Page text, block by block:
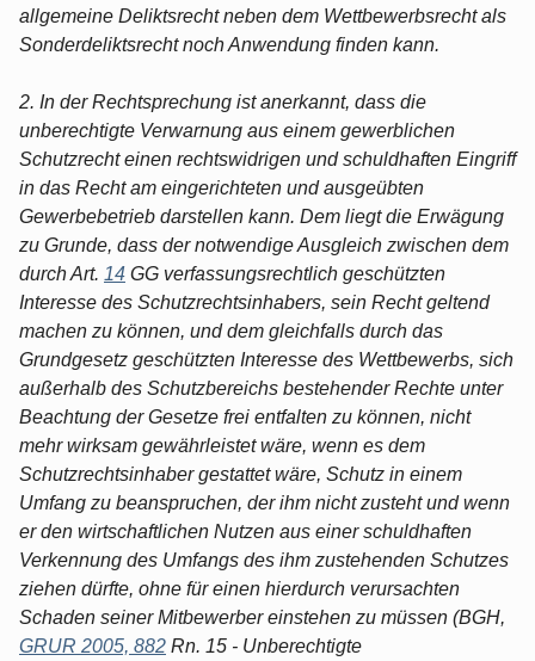
allgemeine Deliktsrecht neben dem Wettbewerbsrecht als
Sonderdeliktsrecht noch Anwendung finden kann.
2. In der Rechtsprechung ist anerkannt, dass die
unberechtigte Verwarnung aus einem gewerblichen
Schutzrecht einen rechtswidrigen und schuldhaften Eingriff
in das Recht am eingerichteten und ausgeübten
Gewerbebetrieb darstellen kann. Dem liegt die Erwägung
zu Grunde, dass der notwendige Ausgleich zwischen dem
durch Art. 14 GG verfassungsrechtlich geschützten
Interesse des Schutzrechtsinhabers, sein Recht geltend
machen zu können, und dem gleichfalls durch das
Grundgesetz geschützten Interesse des Wettbewerbs, sich
außerhalb des Schutzbereichs bestehender Rechte unter
Beachtung der Gesetze frei entfalten zu können, nicht
mehr wirksam gewährleistet wäre, wenn es dem
Schutzrechtsinhaber gestattet wäre, Schutz in einem
Umfang zu beanspruchen, der ihm nicht zusteht und wenn
er den wirtschaftlichen Nutzen aus einer schuldhaften
Verkennung des Umfangs des ihm zustehenden Schutzes
ziehen dürfte, ohne für einen hierdurch verursachten
Schaden seiner Mitbewerber einstehen zu müssen (BGH,
GRUR 2005, 882 Rn. 15 - Unberechtigte